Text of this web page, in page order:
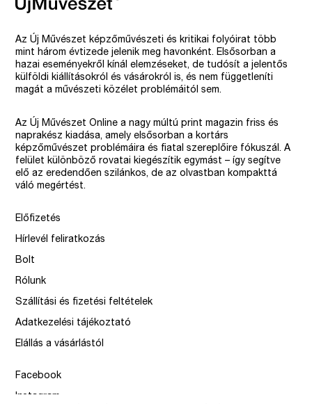
Az Új Művészet képzőművészeti és kritikai folyóirat több
mint három évtizede jelenik meg havonként. Elsősorban a
hazai eseményekről kínál elemzéseket, de tudósít a jelentős
külföldi kiállításokról és vásárokról is, és nem függetleníti
magát a művészeti közélet problémáitól sem.
Az Új Művészet Online a nagy múltú print magazin friss és
naprakész kiadása, amely elsősorban a kortárs
képzőművészet problémáira és fiatal szereplőire fókuszál. A
felület különböző rovatai kiegészítik egymást – így segítve
elő az eredendően szilánkos, de az olvastban kompakttá
váló megértést.
Előfizetés
Hírlevél feliratkozás
Bolt
Rólunk
Szállítási és fizetési feltételek
Adatkezelési tájékoztató
Elállás a vásárlástól
Facebook
Instagram